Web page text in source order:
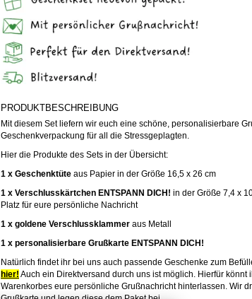
PRODUKTBESCHREIBUNG
Mit diesem Set liefern wir euch eine schöne, personalisierbare
Geschenkverpackung für all die Stressgeplagten.
Hier die Produkte des Sets in der Übersicht:
1 x Geschenktüte aus Papier in der Größe 16,5 x 26 cm
1 x Verschlusskärtchen ENTSPANN DICH! in der Größe 7,4 x
Platz für eure persönliche Nachricht
1 x goldene Verschlussklammer aus Metall
1 x personalisierbare Grußkarte ENTSPANN DICH!
Natürlich findet ihr bei uns auch passende Geschenke zum
hier! Auch ein Direktversand durch uns ist möglich. Hierfür könnt
Warenkorbes eure persönliche Grußnachricht hinterlassen. Wir